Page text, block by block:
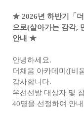
★ 2026년 하반기「
으로(살아가는 감각,
안내 ★
안녕하세요.
더채움 아카데미([비
감사합니다.
우선선발 대상자 및
40명을 선정하여 안